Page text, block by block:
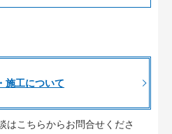
施工について
はこちらからお問合せくださ